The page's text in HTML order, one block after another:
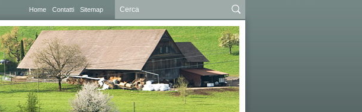
Home Contatti Sitemap